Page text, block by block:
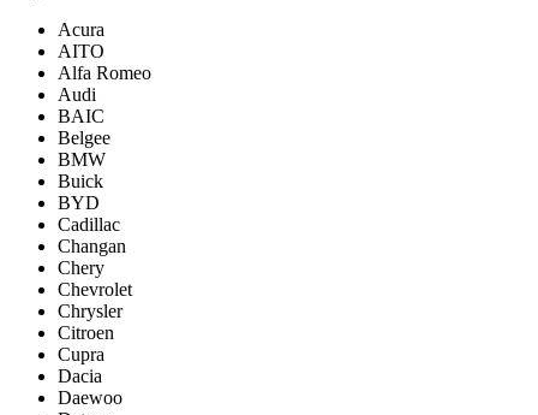
Acura
AITO
Alfa Romeo
Audi
BAIC
Belgee
BMW
Buick
BYD
Cadillac
Changan
Chery
Chevrolet
Chrysler
Citroen
Cupra
Dacia
Daewoo